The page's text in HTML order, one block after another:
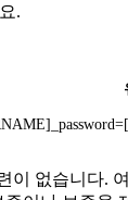
.
이 없습니다